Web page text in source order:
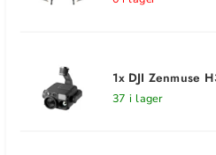
1x DJI Zenmuse
37 i lager